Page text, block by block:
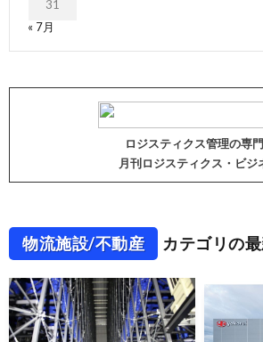
31
« 7月
ロジスティクス管理の専
月刊ロジスティクス・ビジ
物流施設/不動産 カテゴリの